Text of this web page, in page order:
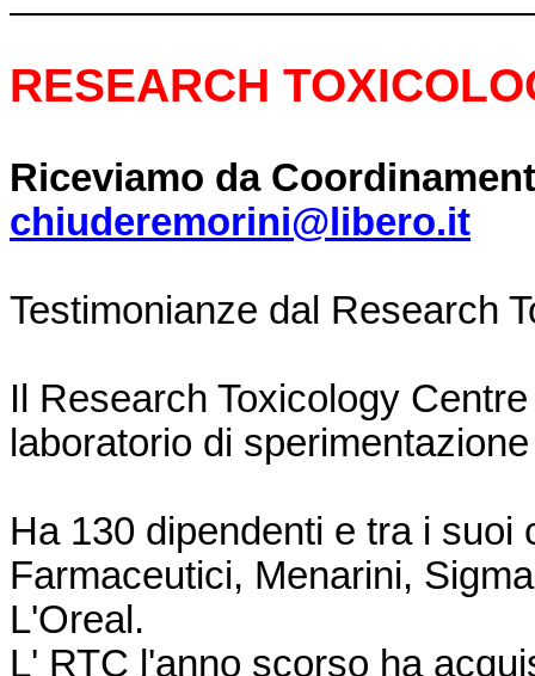
RESEARCH
Riceviamo da
chiuderemorini@libero.it
Testimonianze dal Research
Il Research Toxicology
laboratorio di
Ha 130 dipendenti e tra i suoi
Farmaceutici, Menarini,
L'Oreal.
L' RTC l'anno scorso ha